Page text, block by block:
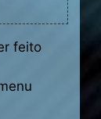
feito